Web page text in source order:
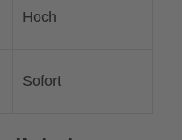
Hoch
Sofort